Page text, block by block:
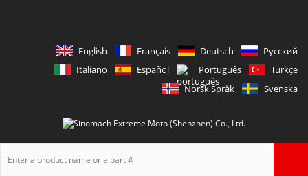
English Français Deutsch
Русский
Italiano
Español Português
Türkçe
Norsk Språk
Svenska